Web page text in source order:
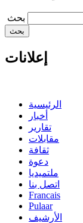
‏بحث ‏
إعلانات
الرئيسية
أخبار
تقارير
مقابلات
ثقافة
دعوة
ملتميديا
اتصل بنا
Francais
Pulaar
الأرشيف